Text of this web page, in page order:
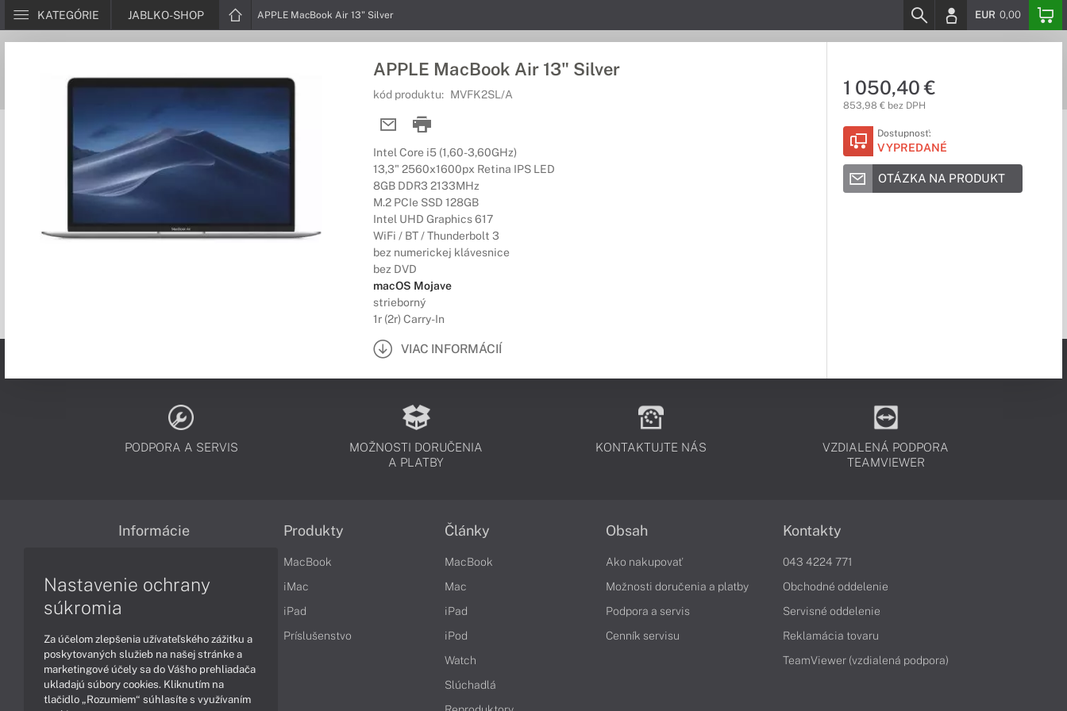
KATEGÓRIE JABLKO-SHOP APPLE MacBook Air 13" Silver EUR 0,00
APPLE MacBook Air 13" Silver
kód produktu: MVFK2SL/A
Intel Core i5 (1,60-3,60GHz)
13,3" 2560x1600px Retina IPS LED
8GB DDR3 2133MHz
M.2 PCIe SSD 128GB
Intel UHD Graphics 617
WiFi / BT / Thunderbolt 3
bez numerickej klávesnice
bez DVD
macOS Mojave
strieborný
1r (2r) Carry-In
VIAC INFORMÁCIÍ
1 050,40 €
853,98 € bez DPH
Dostupnosť:
VYPREDANÉ
OTÁZKA NA PRODUKT
PODPORA A SERVIS
MOŽNOSTI DORUČENIA
A PLATBY
KONTAKTUJTE NÁS
VZDIALENÁ PODPORA
TEAMVIEWER
Informácie
Reklamačné podmienky
Ochrana osobných údajov
Vrátenie tovaru
Vyhlásenie o prístupnosti
Cookies
Produkty
MacBook
iMac
iPad
Príslušenstvo
Články
MacBook
Mac
iPad
iPod
Watch
Slúchadlá
Obsah
Ako nakupovať
Možnosti doručenia a platby
Podpora a servis
Cenník servisu
Kontakty
043 4224 771
Obchodné oddelenie
Servisné oddelenie
Reklamácia tovaru
TeamViewer (vzdialená podpora)
Nastavenie ochrany
súkromia
Za účelom zlepšenia užívateľského zážitku a
poskytovaných služieb na našej stránke a
marketingové účely sa do Vášho prehliadača
ukladajú súbory cookies. Kliknutím na
tlačidlo „Rozumiem“ súhlasíte s využívaním